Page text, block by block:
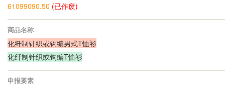
61099090.50 (已作废)
商品名称
化纤制针织或钩编男式T恤衫
化纤制针织或钩编T恤衫
申报要素